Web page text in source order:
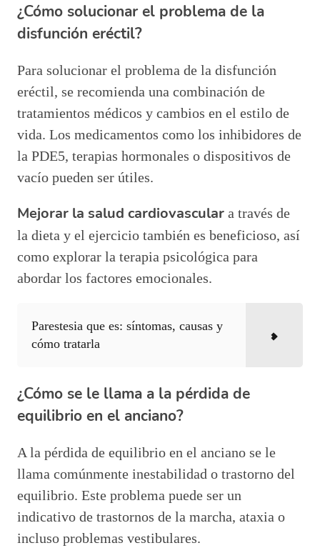
¿Cómo solucionar el problema de la
disfunción eréctil?
Para solucionar el problema de la disfunción
eréctil, se recomienda una combinación de
tratamientos médicos y cambios en el estilo de
vida. Los medicamentos como los inhibidores de
la PDE5, terapias hormonales o dispositivos de
vacío pueden ser útiles.
Mejorar la salud cardiovascular a través de
la dieta y el ejercicio también es beneficioso, así
como explorar la terapia psicológica para
abordar los factores emocionales.
Parestesia que es: síntomas, causas y
cómo tratarla
¿Cómo se le llama a la pérdida de
equilibrio en el anciano?
A la pérdida de equilibrio en el anciano se le
llama comúnmente inestabilidad o trastorno del
equilibrio. Este problema puede ser un
indicativo de trastornos de la marcha, ataxia o
incluso problemas vestibulares.